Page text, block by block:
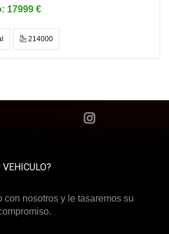
17999 €
214000
VEHICULO?
con nosotros y le tasaremos su